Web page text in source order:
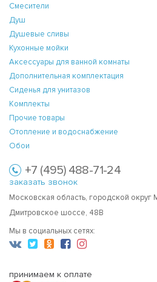
Смесители
Душ
Душевые сливы
Кухонные мойки
Аксессуары для ванной комнаты
Дополнительная комплектация
Сиденья для унитазов
Комплекты
Прочие товары
Отопление и водоснабжение
Обои
+7 (495) 488-71-24
заказать звонок
Московская область, городской округ
Дмитровское шоссе, 48В
Мы в социальных сетях:
принимаем к оплате